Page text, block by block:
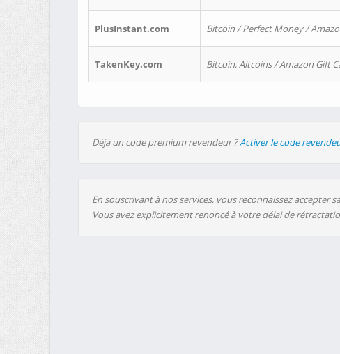
PlusInstant.com Bitcoin / Perfect Money /
TakenKey.com Bitcoin, Altcoins / Amazon Gift
Déjà un code premium revendeur ?Activer le code
En souscrivant à nos services, vous reconnaissez
Vous avez explicitement renoncé à votre délai de